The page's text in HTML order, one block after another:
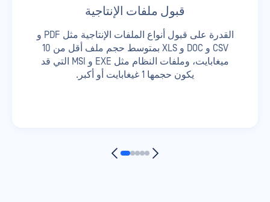
قبول ملفات الإنتاجية
القدرة على قبول أنواع الملفات الإنتاجية مثل PDF و
CSV و DOC و XLS بمتوسط حجم ملف أقل من 10
ميغابايت، وملفات النظام مثل EXE و MSI التي قد
يكون حجمها 1 غيغابايت أو أكبر.